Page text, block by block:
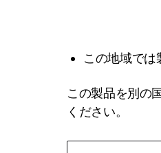
この地域では
この製品を別の
ください。